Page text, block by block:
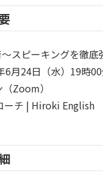
スピーキングを徹底
6月24日（水）19時
Zoom）
ーチ | Hiroki English